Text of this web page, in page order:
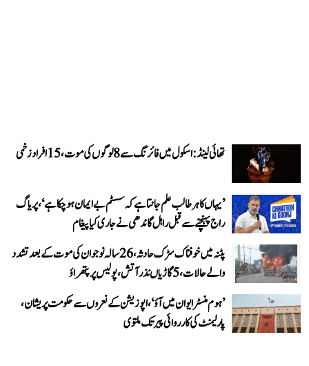
تھائی لینڈ: اسکول میں فائرنگ سے 8 لوگوں کی موت، 15 افراد زخمی
’یہاں کا ہر طالب علم جانتا ہے کہ سسٹم بے ایمان ہو چکا ہے‘، پریاگ
راج پہنچنے سے قبل راہل گاندھی نے جاری کیا پیغام
پٹنہ میں خوفناک سڑک حادثہ، 26 سالہ نوجوان کی موت کے بعد تشدد
والے حالات، 5 گاڑیاں نذر آتش، پولیس پر پتھراؤ
’ہوم منسٹر ایوان میں آؤ‘، اپوزیشن کے نعروں سے حکومت پریشان،
پارلیمنٹ کی کارروائی پیر تک ملتوی